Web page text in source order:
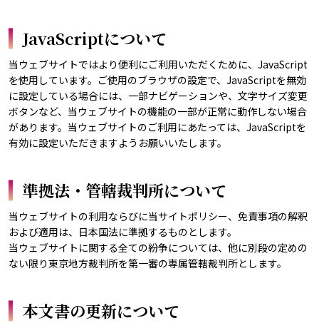
JavaScriptについて
当ウェブサイトではより便利にご利用いただくために、JavaScript
を使用しています。ご使用のブラウザの設定で、JavaScriptを無効
に設定している場合には、一部ナビゲーションや、文字サイズ変更
ボタンなど、当ウェブサイトの機能の一部が正常に動作しない場合
があります。当ウェブサイトのご利用にあたっては、JavaScriptを
有効に設定いただきますようお願いいたします。
準拠法・管轄裁判所について
当ウェブサイトの利用ならびに当サイトポリシー、免責事項の解釈
および適用は、日本国法に準拠するものとします。
当ウェブサイトに関する全ての紛争については、他に別段の定めの
ない限り東京地方裁判所を第一審の専属管轄裁判所とします。
本文書の更新について